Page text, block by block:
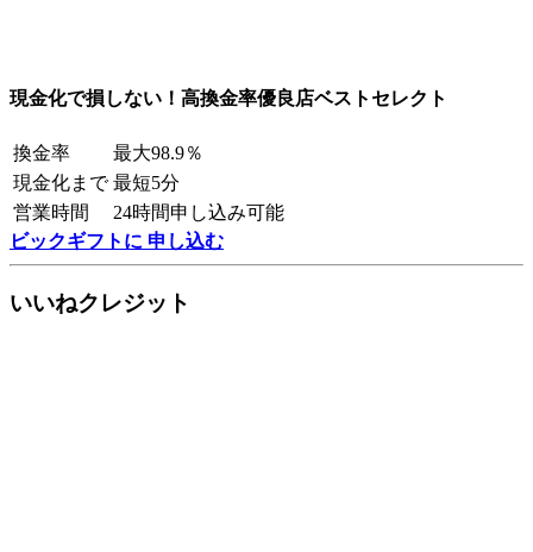
現金化で損しない！高換金率優良店ベストセレクト
換金率
最大98.9％
現金化まで 最短5分
営業時間
24時間申し込み可能
ビックギフトに 申し込む
いいねクレジット